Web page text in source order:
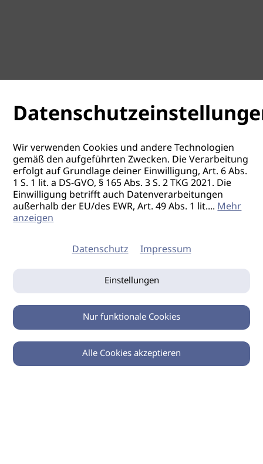
0
Wir verwenden Cookies und andere Technologien
gemäß den aufgeführten Zwecken. Die Verarbeitung
erfolgt auf Grundlage deiner Einwilligung, Art. 6 Abs.
1 S. 1 lit. a DS-GVO, § 165 Abs. 3 S. 2 TKG 2021. Die
Einwilligung betrifft auch Datenverarbeitungen
außerhalb der EU/des EWR, Art. 49 Abs. 1 lit....Mehr
anzeigen
Datenschutz Impressum
Einstellungen
Nur funktionale Cookies
Alle Cookies akzeptieren